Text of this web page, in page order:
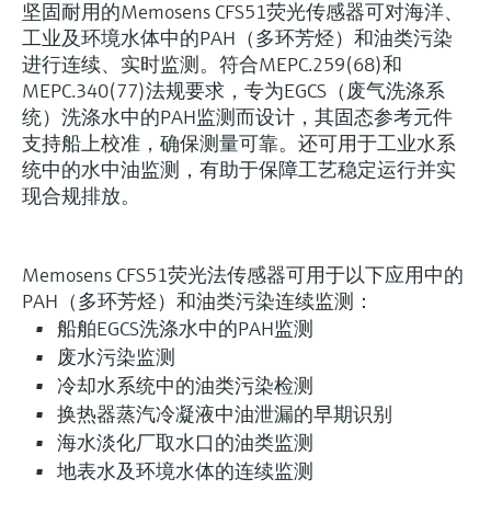
坚固耐用的Memosens CFS51荧光传感器可对海洋、
工业及环境水体中的PAH（多环芳烃）和油类污染
进行连续、实时监测。符合MEPC.259(68)和
MEPC.340(77)法规要求，专为EGCS（废气洗涤系
统）洗涤水中的PAH监测而设计，其固态参考元件
支持船上校准，确保测量可靠。还可用于工业水系
统中的水中油监测，有助于保障工艺稳定运行并实
现合规排放。
Memosens CFS51荧光法传感器可用于以下应用中的
PAH（多环芳烃）和油类污染连续监测：
船舶EGCS洗涤水中的PAH监测
废水污染监测
冷却水系统中的油类污染检测
换热器蒸汽冷凝液中油泄漏的早期识别
海水淡化厂取水口的油类监测
地表水及环境水体的连续监测